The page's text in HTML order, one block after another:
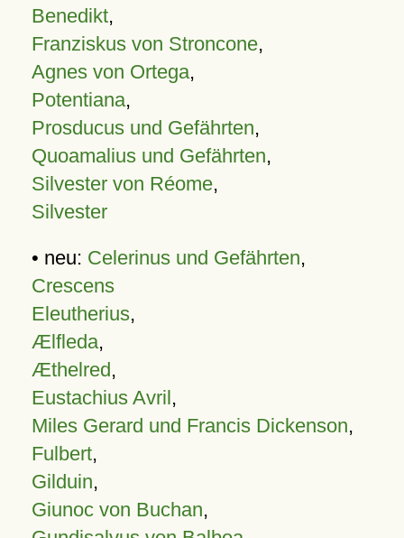
Benedikt,
Franziskus von Stroncone,
Agnes von Ortega,
Potentiana,
Prosducus und Gefährten,
Quoamalius und Gefährten,
Silvester von Réome,
Silvester
• neu: Celerinus und Gefährten,
Crescens
Eleutherius,
Ælfleda,
Æthelred,
Eustachius Avril,
Miles Gerard und Francis Dickenson,
Fulbert,
Gilduin,
Giunoc von Buchan,